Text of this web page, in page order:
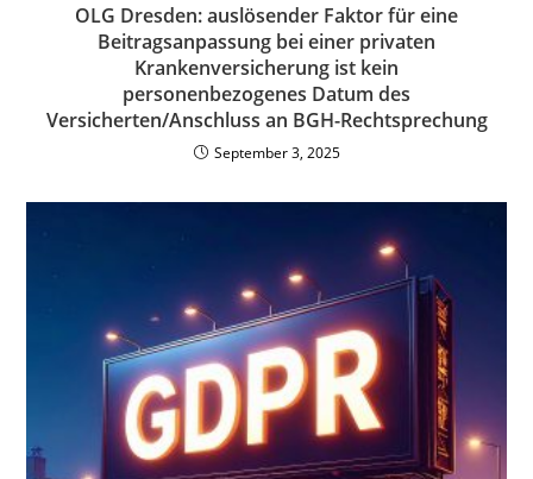
OLG Dresden: auslösender Faktor für eine
Beitragsanpassung bei einer privaten
Krankenversicherung ist kein
personenbezogenes Datum des
Versicherten/Anschluss an BGH-Rechtsprechung
September 3, 2025